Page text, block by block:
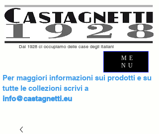
Dal 1928 ci occupiamo delle case degli italiani
Per maggiori informazioni sui prodotti e su
tutte le collezioni scrivi a
info@castagnetti.eu
ME
NU